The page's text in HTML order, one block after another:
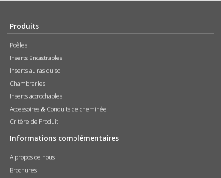
Produits
Poêles
Inserts Encastrables
Inserts au ras du sol
Chambranles
Inserts accrochables
Accessoires & Conduits de cheminée
Critère de Produit
Informations complémentaires
A propos de nous
Brochures